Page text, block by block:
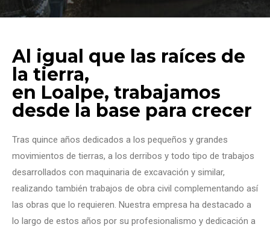
Al igual que las raíces de
la tierra,
en Loalpe, trabajamos
desde la base para crecer
Tras quince años dedicados a los pequeños y grandes
movimientos de tierras, a los derribos y todo tipo de trabajos
desarrollados con maquinaria de excavación y similar,
realizando también trabajos de obra civil complementando así
las obras que lo requieren. Nuestra empresa ha destacado a
lo largo de estos años por su profesionalismo y dedicación a